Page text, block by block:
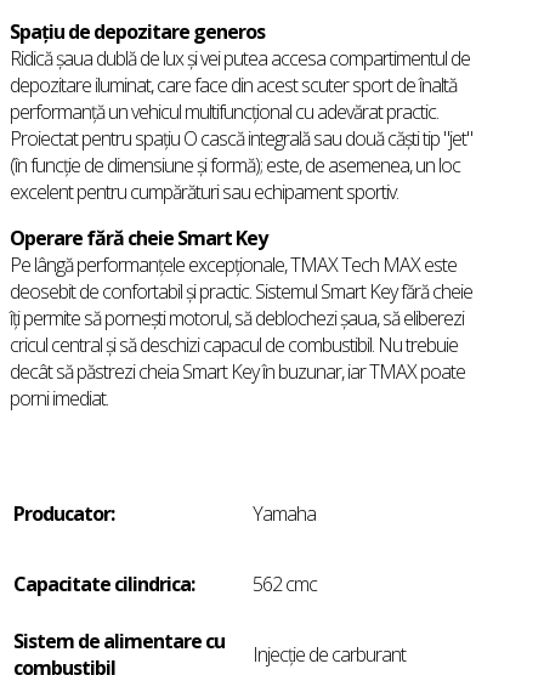
Spațiu de depozitare generos
Ridică șaua dublă de lux și vei putea accesa compartimentul de
depozitare iluminat, care face din acest scuter sport de înaltă
performanță un vehicul multifuncțional cu adevărat practic.
Proiectat pentru spațiu O cască integrală sau două căști tip "jet"
(în funcție de dimensiune și formă); este, de asemenea, un loc
excelent pentru cumpărături sau echipament sportiv.
Operare fără cheie Smart Key
Pe lângă performanțele excepționale, TMAX Tech MAX este
deosebit de confortabil și practic. Sistemul Smart Key fără cheie
îți permite să pornești motorul, să deblochezi șaua, să eliberezi
cricul central și să deschizi capacul de combustibil. Nu trebuie
decât să păstrezi cheia Smart Key în buzunar, iar TMAX poate
porni imediat.
Producator: Yamaha
Capacitate cilindrica: 562 cmc
Sistem de alimentare cu
combustibil
Injecţie de carburant